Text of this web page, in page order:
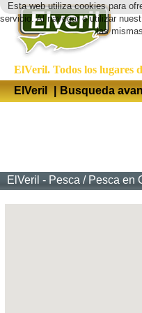
Esta web utiliza cookies para
servicio. Al navegar o utilizar
las
ElVeril. Todos los lugares
ElVeril
| Busqueda
ElVeril - Pesca / Pesca en